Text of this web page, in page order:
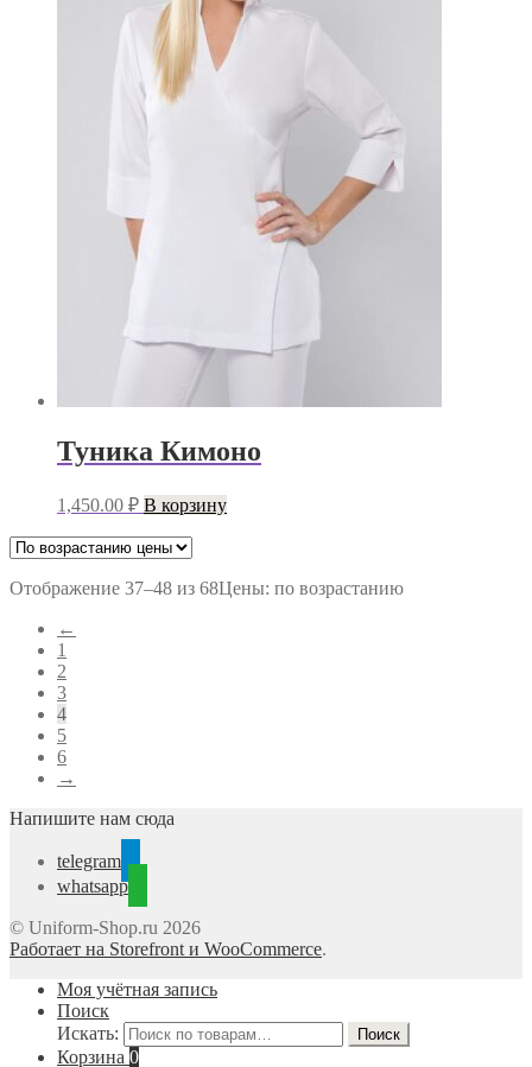
Туника Кимоно
1,450.00 ₽ В корзину
Отображение 37–48 из 68Цены: по возрастанию
←
1
2
3
4
5
6
→
Напишите нам сюда
telegram
whatsapp
© Uniform-Shop.ru 2026
Работает на Storefront и WooCommerce.
Моя учётная запись
Поиск
Искать:
Поиск
Корзина 0